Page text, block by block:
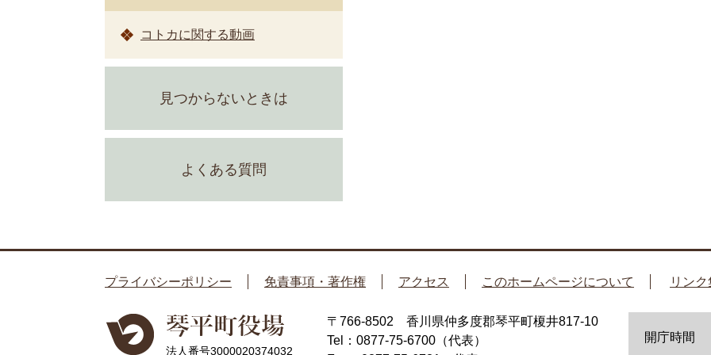
コトカに関する動画
見つからないときは
よくある質問
プライバシーポリシー 免責事項・著作権 アクセス このホームページについて リンク
法人番号3000020374032
〒766-8502 香川県仲多度郡琴平町榎井817-10
Tel：0877-75-6700（代表）
開庁時間